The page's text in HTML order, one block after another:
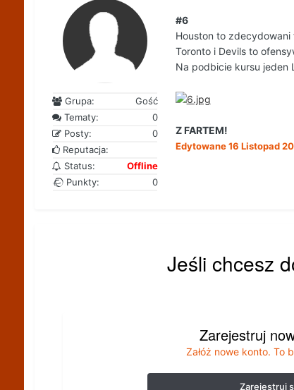
Grupa:
Gość
Tematy:
0
Posty:
0
Reputacja:
Status:
Offline
Punkty:
0
#6
Houston to
Toronto i Devils to
Na podbicie kursu jeden
Z FARTEM!
Edytowane16 Listopad
Jeśli chcesz
Zarejestruj
Załóż nowe konto. To
Zarejestruj